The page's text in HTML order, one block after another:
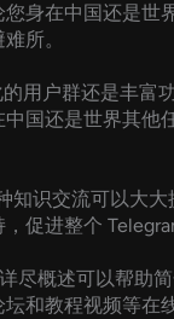
身在中国还是世
所。
户群还是丰富
国还是世界其他
识交流可以大
促进整个
尽概述可以帮助
和教程视频等在